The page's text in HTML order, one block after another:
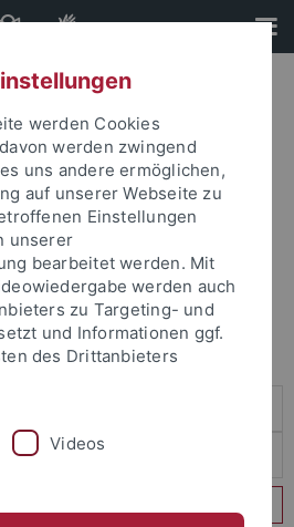
und Ihr Passwort an um sich
werden Cookies
werden zwingend
uns andere ermöglichen,
auf unserer Webseite zu
Einstellungen
unserer
bearbeitet werden. Mit
werden auch
zu Targeting- und
und Informationen ggf.
des Drittanbieters
Videos